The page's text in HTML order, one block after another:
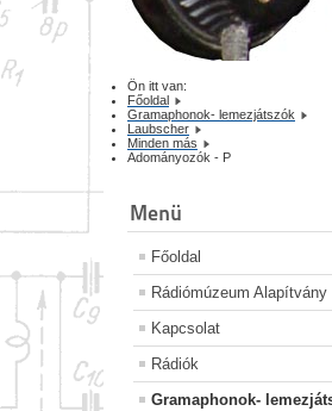
Ön itt van:
Főoldal
Gramaphonok- lemezjátszók
Laubscher
Minden más
Adományozók - P
Menü
Főoldal
Rádiómúzeum Alapítvány
Kapcsolat
Rádiók
Gramaphonok-